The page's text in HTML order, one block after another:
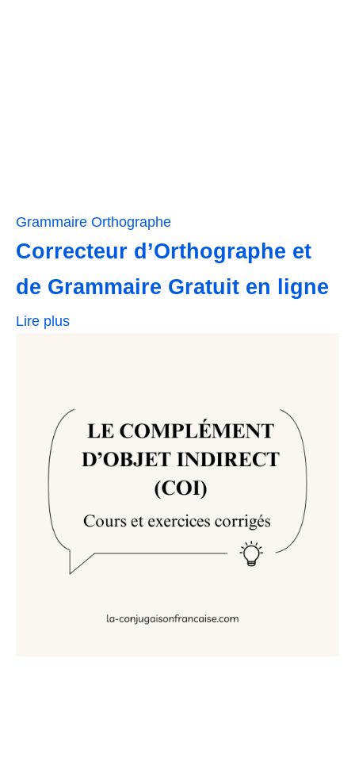
Grammaire Orthographe
Correcteur d’Orthographe et
de Grammaire Gratuit en ligne
Lire plus